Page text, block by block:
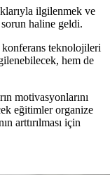
ilgilenmek ve
haline geldi.
konferans teknolojileri
hem de
motivasyonlarını
eğitimler organize
arttırılması için